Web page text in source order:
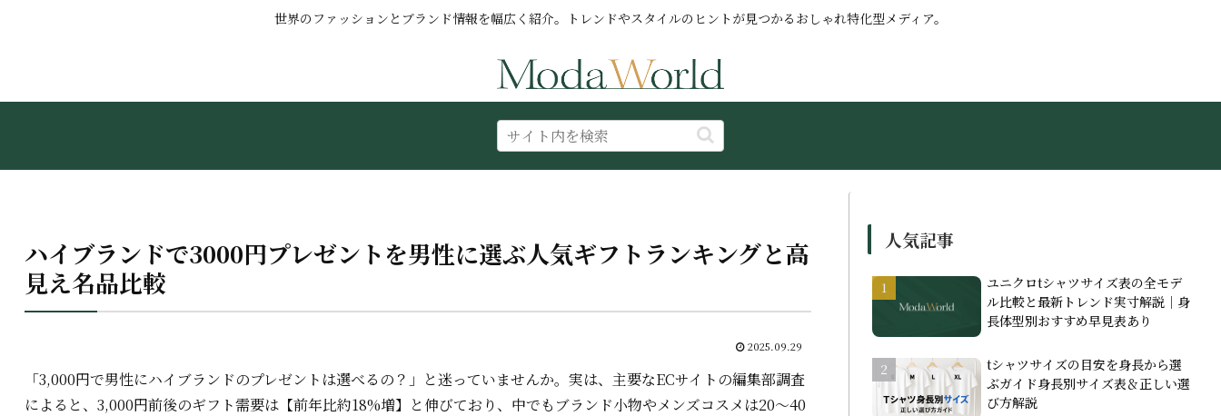
世界のファッションとブランド情報を幅広く紹介。トレンドやスタイルのヒントが見つかるおしゃれ特化型メディア。
ハイブランドで3000円プレゼントを男性に選ぶ人気ギフトランキングと高
見え名品比較
2025.09.29
「3,000円で男性にハイブランドのプレゼントは選べるの？」と迷っていませんか。実は、主要なECサイトの編集部調査
によると、3,000円前後のギフト需要は【前年比約18%増】と伸びており、中でもブランド小物やメンズコスメは20〜40
人気記事
ユニクロtシャツサイズ表の全モデ
ル比較と最新トレンド実寸解説｜身
長体型別おすすめ早見表あり
tシャツサイズの目安を身長から選
ぶガイド身長別サイズ表＆正しい選
び方解説